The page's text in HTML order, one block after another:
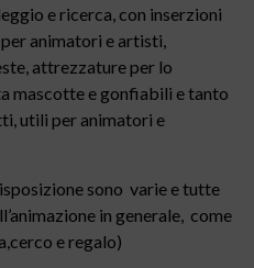
e ricerca, con inserzioni
animatori e artisti,
attrezzature per lo
mascotte e gonfiabili e tanto
utili per animatori e
sono varie e tutte
in generale, come
e regalo)